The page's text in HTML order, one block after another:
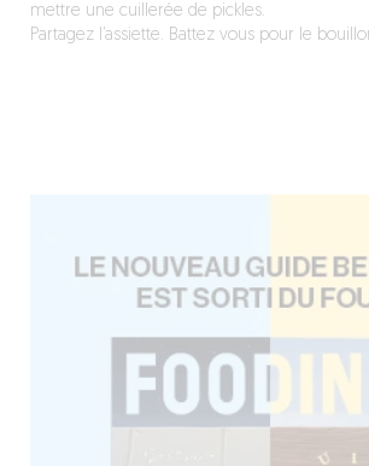
mettre une cuillerée de pickles.
Partagez l’assiette. Battez vous pour le